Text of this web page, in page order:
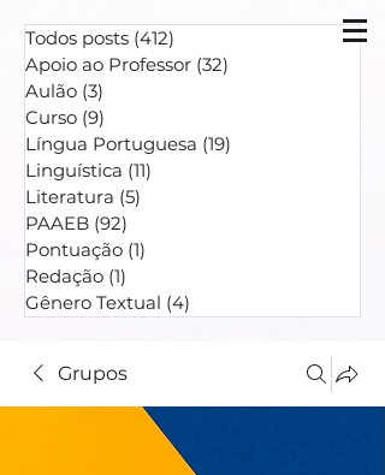
Todos posts (412)
Apoio ao Professor (32)
Aulão (3)
Curso (9)
Língua Portuguesa (19)
Linguística (11)
Literatura (5)
PAAEB (92)
Pontuação (1)
Redação (1)
Gênero Textual (4)
Grupos